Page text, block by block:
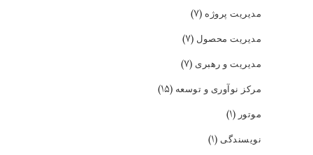
مدیریت پروژه (۷)
مدیریت محصول (۷)
مدیریت و رهبری (۷)
مرکز نوآوری و توسعه (۱۵)
موتور (۱)
نویسندگی (۱)